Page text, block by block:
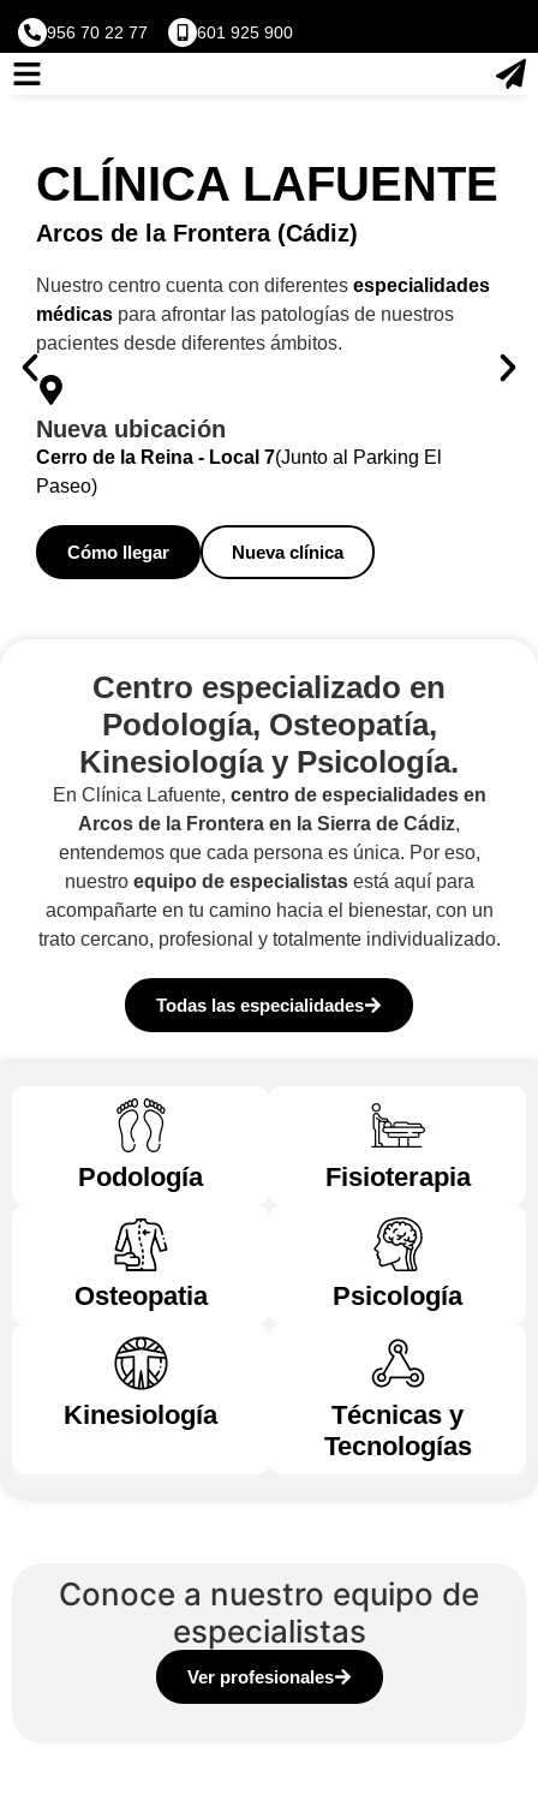
956 70 22 77 601 925 900
CLÍNICA LAFUENTE
Arcos de la Frontera (Cádiz)
Nuestro centro cuenta con diferentes especialidades
médicas para afrontar las patologías de nuestros
pacientes desde diferentes ámbitos.
Nueva ubicación
Cerro de la Reina - Local 7(Junto al Parking El
Paseo)
Cómo llegar Nueva clínica
Centro especializado en
Podología, Osteopatía,
Kinesiología y Psicología.
En Clínica Lafuente, centro de especialidades en
Arcos de la Frontera en la Sierra de Cádiz,
entendemos que cada persona es única. Por eso,
nuestro equipo de especialistasestá aquí para
acompañarte en tu camino hacia el bienestar, con un
trato cercano, profesional y totalmente individualizado.
Todas las especialidades
Podología Fisioterapia
Osteopatia Psicología
Kinesiología
Técnicas y
Tecnologías
Conoce a nuestro equipo de
especialistas
Ver profesionales